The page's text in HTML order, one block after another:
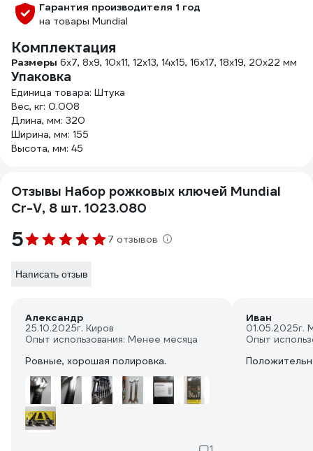
Гарантия производителя 1 год
на товары Mundial
Комплектация
Размеры 6x7, 8x9, 10x11, 12x13, 14x15, 16x17, 18x19, 20x22 мм
Упаковка
Единица товара: Штука
Вес, кг: 0.008
Длина, мм: 320
Ширина, мм: 155
Высота, мм: 45
Отзывы Набор рожковых ключей Mundial
Cr-V, 8 шт. 1023.080
5 7 отзывов
Написать отзыв
Александр
25.10.2025г. Киров
Опыт использования: Менее месяца
Ровные, хорошая полировка.
Иван
01.05.2025г.
Опыт